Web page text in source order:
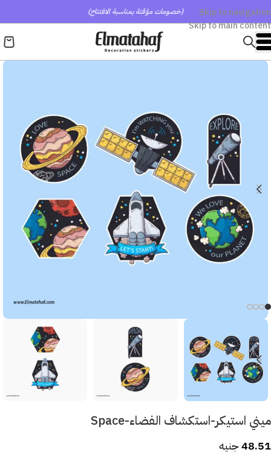
Skip to navigation
Skip to main content
(خصومات مؤقتة بمناسبة الافتتاح)
ميني استيكر-استكشاف الفضاء-Space
48.51جنيه